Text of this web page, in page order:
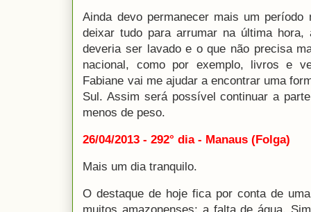
Ainda devo permanecer mais um
deixar tudo para arrumar na última hora,
deveria ser lavado e o que não precisa
nacional, como por exemplo, livros e
Fabiane vai me ajudar a encontrar uma
Sul. Assim será possível continuar a
menos de peso.
26/04/2013 - 292° dia - Manaus (Folga)
Mais um dia tranquilo.
O destaque de hoje fica por conta de